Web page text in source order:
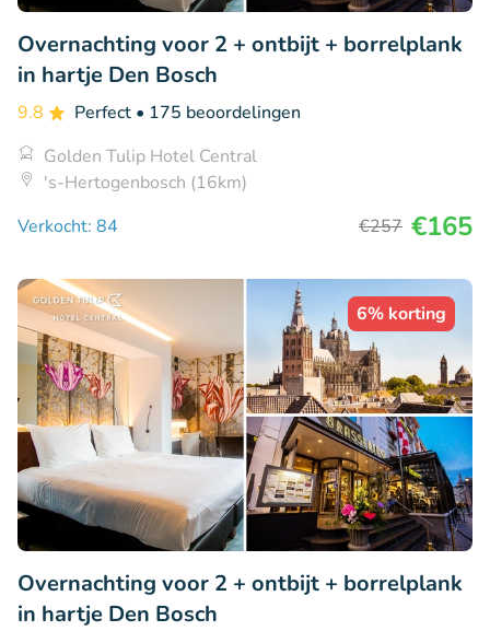
Overnachting voor 2 + ontbijt + borrelplank
in hartje Den Bosch
9.8 Perfect • 175 beoordelingen
Golden Tulip Hotel Central
's-Hertogenbosch (16km)
Verkocht: 84
€257 €165
6% korting
Overnachting voor 2 + ontbijt + borrelplank
in hartje Den Bosch